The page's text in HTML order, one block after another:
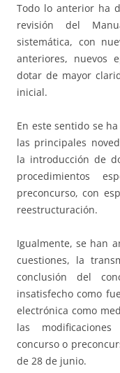
Todo lo anterior ha
revisión del
sistemática, con
anteriores, nuevos
dotar de mayor
inicial.
En este sentido se
las principales
la introducción de
procedimientos
preconcurso, con
reestructuración.
Igualmente, se han
cuestiones, la
conclusión del
insatisfecho como
electrónica como
las
concurso o
de 28 de junio.